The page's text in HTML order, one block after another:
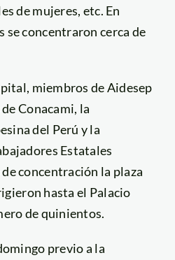
de mujeres, etc. En
se concentraron cerca de
miembros de Aidesep
Conacami, la
del Perú y la
Estatales
concentración la plaza
hasta el Palacio
de quinientos.
previo a la